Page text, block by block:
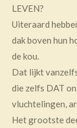
LEVEN?
Uiteraard
dak boven hun
de kou.
Dat lijkt
die zelfs DAT
vluchtelingen,
Het grootste